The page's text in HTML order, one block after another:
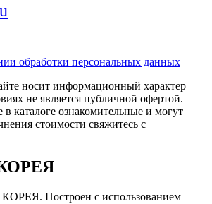
обработки персональных данных
носит информационный характер
не является публичной офертой.
каталоге ознакомительные и могут
стоимости свяжитесь с
Построен с использованием